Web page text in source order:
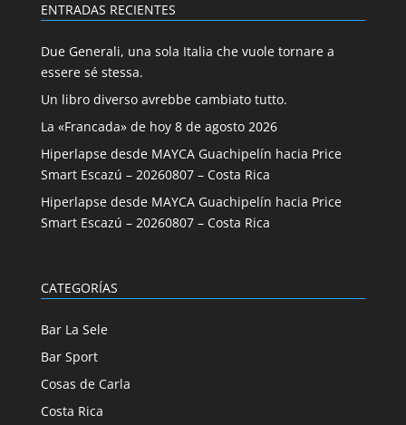
ENTRADAS RECIENTES
Due Generali, una sola Italia che vuole tornare a
essere sé stessa.
Un libro diverso avrebbe cambiato tutto.
La «Francada» de hoy 8 de agosto 2026
Hiperlapse desde MAYCA Guachipelín hacia Price
Smart Escazú – 20260807 – Costa Rica
Hiperlapse desde MAYCA Guachipelín hacia Price
Smart Escazú – 20260807 – Costa Rica
CATEGORÍAS
Bar La Sele
Bar Sport
Cosas de Carla
Costa Rica